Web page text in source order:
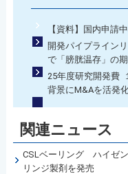
【資料】国内申請
開発パイプライン
で「膀胱温存」の
25年度研究開発費
背景にM&Aを活発
関連ニュース
CSLベーリング ハイゼ
リンジ製剤を発売